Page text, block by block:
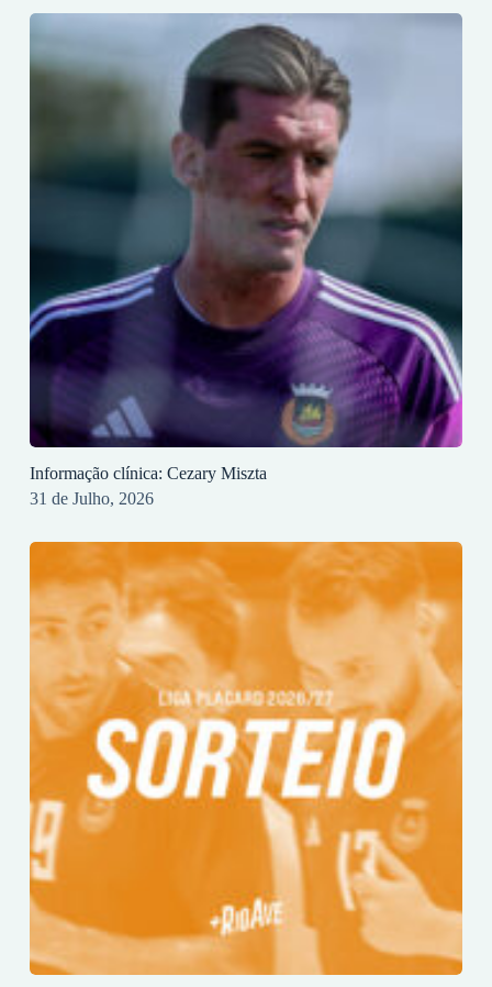
Informação clínica: Cezary Miszta
31 de Julho, 2026